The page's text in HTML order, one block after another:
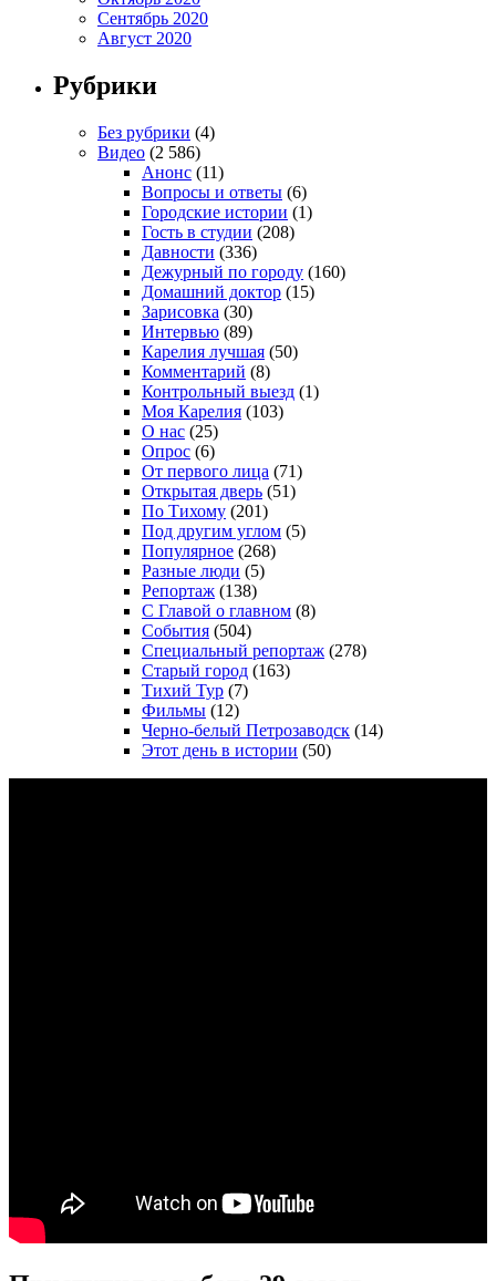
Сентябрь 2020
Август 2020
Рубрики
Без рубрики (4)
Видео (2 586)
Анонс (11)
Вопросы и ответы (6)
Городские истории (1)
Гость в студии (208)
Давности (336)
Дежурный по городу (160)
Домашний доктор (15)
Зарисовка (30)
Интервью (89)
Карелия лучшая (50)
Комментарий (8)
Контрольный выезд (1)
Моя Карелия (103)
О нас (25)
Опрос (6)
От первого лица (71)
Открытая дверь (51)
По Тихому (201)
Под другим углом (5)
Популярное (268)
Разные люди (5)
Репортаж (138)
С Главой о главном (8)
События (504)
Специальный репортаж (278)
Старый город (163)
Тихий Тур (7)
Фильмы (12)
Черно-белый Петрозаводск (14)
Этот день в истории (50)